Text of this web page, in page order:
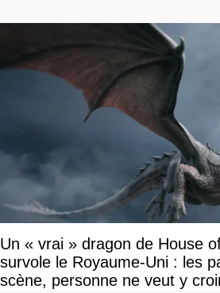
Un « vrai » dragon de House
survole le Royaume-Uni : les
scène, personne ne veut y